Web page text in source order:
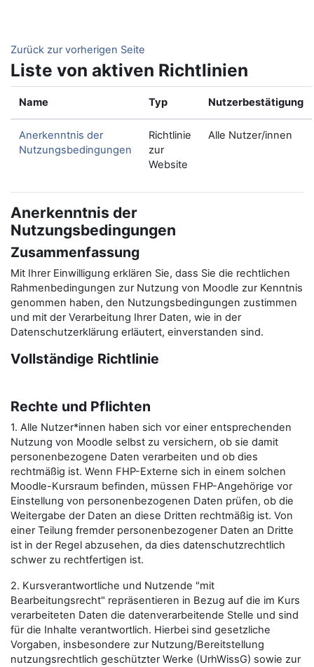
Zurück zur vorherigen Seite
Liste von aktiven Richtlinien
Name Typ Nutzerbestätigung
Anerkenntnis der
Nutzungsbedingungen
Richtlinie
zur
Website
Alle Nutzer/innen
Anerkenntnis der
Nutzungsbedingungen
Zusammenfassung
Mit Ihrer Einwilligung erklären Sie, dass Sie die rechtlichen
Rahmenbedingungen zur Nutzung von Moodle zur Kenntnis
genommen haben, den Nutzungsbedingungen zustimmen
und mit der Verarbeitung Ihrer Daten, wie in der
Datenschutzerklärung erläutert, einverstanden sind.
Vollständige Richtlinie
Rechte und Pflichten
1. Alle Nutzer*innen haben sich vor einer entsprechenden
Nutzung von Moodle selbst zu versichern, ob sie damit
personenbezogene Daten verarbeiten und ob dies
rechtmäßig ist. Wenn FHP-Externe sich in einem solchen
Moodle-Kursraum befinden, müssen FHP-Angehörige vor
Einstellung von personenbezogenen Daten prüfen, ob die
Weitergabe der Daten an diese Dritten rechtmäßig ist. Von
einer Teilung fremder personenbezogener Daten an Dritte
ist in der Regel abzusehen, da dies datenschutzrechtlich
schwer zu rechtfertigen ist.
2. Kursverantwortliche und Nutzende "mit
Bearbeitungsrecht" repräsentieren in Bezug auf die im Kurs
verarbeiteten Daten die datenverarbeitende Stelle und sind
für die Inhalte verantwortlich. Hierbei sind gesetzliche
Vorgaben, insbesondere zur Nutzung/Bereitstellung
nutzungsrechtlich geschützter Werke (UrhWissG) sowie zur